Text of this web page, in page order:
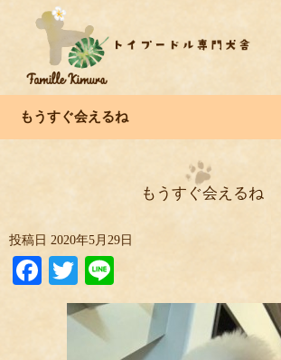
もうすぐ会えるね
もうすぐ会えるね
投稿日 2020年5月29日
Facebook
Twitter